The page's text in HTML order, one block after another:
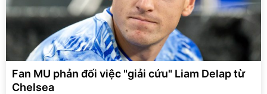
Fan MU phản đối việc "giải cứu" Liam Delap từ
Chelsea